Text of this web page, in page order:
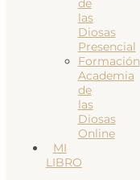
de
las
Diosas
Presencial
Formación
Academia
de
las
Diosas
Online
MI
LIBRO